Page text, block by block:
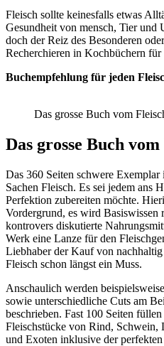
Fleisch sollte keinesfalls etwas
Gesundheit von mensch, Tier und
doch der Reiz des Besonderen
Recherchieren in Kochbüchern für
Buchempfehlung für jeden
Das grosse Buch vom
Das grosse Buch
Das 360 Seiten schwere
Sachen Fleisch. Es sei jedem ans
Perfektion zubereiten möchte.
Vordergrund, es wird Basiswissen
kontrovers diskutierte
Werk eine Lanze für den
Liebhaber der Kauf von
Fleisch schon längst ein Muss.
Anschaulich werden
sowie unterschiedliche Cuts am
beschrieben. Fast 100 Seiten
Fleischstücke von Rind, Schwein,
und Exoten inklusive der